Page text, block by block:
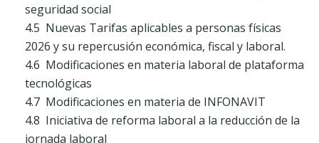
seguridad social
4.5 Nuevas Tarifas aplicables a personas físicas
2026 y su repercusión económica, fiscal y laboral.
4.6 Modificaciones en materia laboral de plataforma
tecnológicas
4.7 Modificaciones en materia de INFONAVIT
4.8 Iniciativa de reforma laboral a la reducción de la
jornada laboral